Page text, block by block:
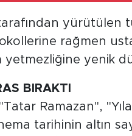
yürütülen
rağmen
yenik
BIRAKTI
Ramazan",
tarihinin altın